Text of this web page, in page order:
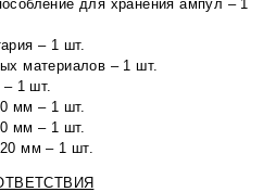
для хранения ампул – 1
– 1 шт.
материалов – 1 шт.
– 1 шт.
мм – 1 шт.
мм – 1 шт.
мм – 1 шт.